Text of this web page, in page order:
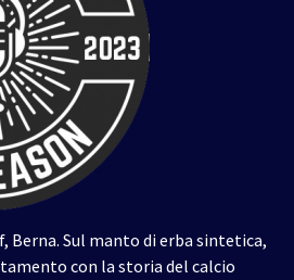
Berna. Sul manto di erba sintetica,
con la storia del calcio